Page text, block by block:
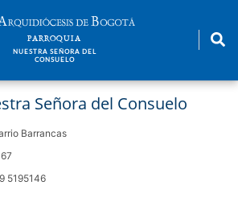
PARROQUIA
NUESTRA SEÑORA DEL
CONSUELO
Señora del Consuelo
Barrancas
5195146